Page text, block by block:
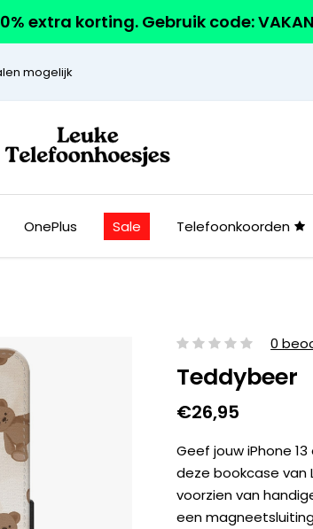
extra korting. Gebruik code:
mogelijk
OnePlus Sale Telefoonkoorden
0
Teddybeer
€26,95
Geef jouw iPhone
deze bookcase van
voorzien van
een